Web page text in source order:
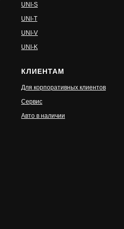
UNI-S
UNI-T
UNI-V
UNI-K
КЛИЕНТАМ
Для корпоративных клиентов
Сервис
Авто в наличии